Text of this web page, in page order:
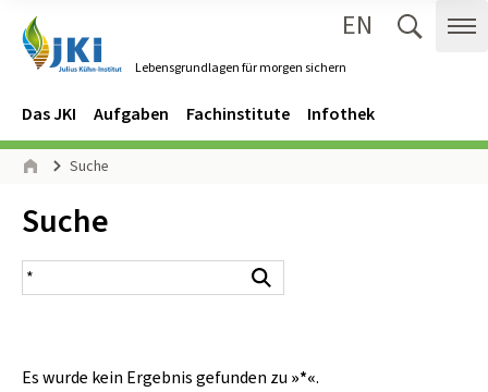
Lebensgrundlagen für morgen sichern
EN
Navigation
Hauptmenü
Das JKI Aufgaben Fachinstitute Infothek
Seitenpfad
Suche
Inhalt:
Suche
Suchergebnis
Es wurde kein Ergebnis gefunden zu »*«.